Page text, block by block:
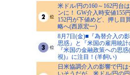
米ドル/円の160～162円台
ンに！ GW介入時安値155
152円が下値めど、押し目
略へ(西原宏一)
8月7日(金)■『為替介入の
思惑』と『米国の雇用統
『米国の金融政策への思
視)』に注目！(羊飼い)
日米協調介入の影響で円
いそうだが、米ドル/円の